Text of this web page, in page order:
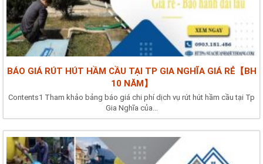
BÁO GIÁ RÚT HÚT HẦM CẦU TẠI TP GIA NGHĨA GIÁ RẺ【BH
10 NĂM】
Contents1 Tham khảo bảng báo giá chi phí dịch vụ rút hút hầm cầu tại Tp
Gia Nghĩa của...